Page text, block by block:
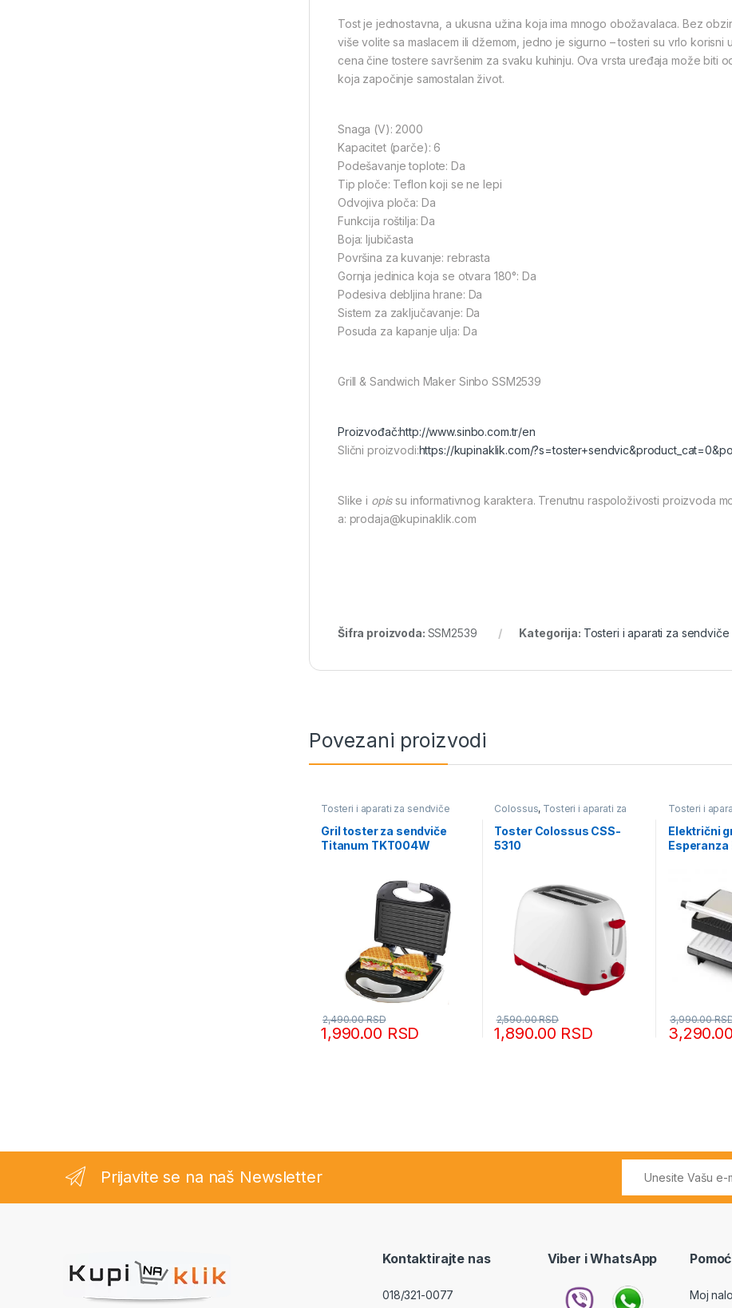
Tost je jednostavna, a ukusna užina koja ima mnogo obožavalaca. Bez
više volite sa maslacem ili džemom, jedno je sigurno – tosteri su vrlo korisni
cena čine tostere savršenim za svaku kuhinju. Ova vrsta uređaja može biti
koja započinje samostalan život.
Snaga (V): 2000
Kapacitet (parče): 6
Podešavanje toplote: Da
Tip ploče: Teflon koji se ne lepi
Odvojiva ploča: Da
Funkcija roštilja: Da
Boja: ljubičasta
Površina za kuvanje: rebrasta
Gornja jedinica koja se otvara 180°: Da
Podesiva debljina hrane: Da
Sistem za zaključavanje: Da
Posuda za kapanje ulja: Da
Grill & Sandwich Maker Sinbo SSM2539
Proizvođač:http://www.sinbo.com.tr/en
Slični proizvodi:https://kupinaklik.com/
Slike i opissu informativnog karaktera. Trenutnu raspoloživosti proizvoda
a: prodaja@kupinaklik.com
Šifra proizvoda: SSM2539 Kategorija: Tosteri i aparati za sendviče
Povezani proizvodi
Tosteri i aparati za sendviče
Gril toster za sendviče
Titanum TKT004W
1,990.00 RSD
2,490.00RSD
Colossus, Tosteri i aparati za
Toster Colossus CSS-
5310
1,890.00 RSD
2,590.00RSD
Tosteri i
Električni
Esperanza
3,290.00
3,990.00
Prijavite se na naš Newsletter
Kontaktirajte nas
018/321-0077
Viber i WhatsApp
Moj